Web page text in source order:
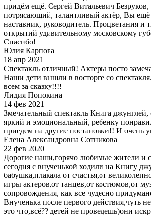
придём ещё. Сергей Витальевич
потрясающий, талантливый актёр, Вы
наставник, руководитель. Процветания и
открытий удивительному московскому
Спасибо!
Юлия Карпова
18 апр 2021
Спектакль отличный! Актеры посто
Наши дети вышли в восторге со
всем за сказку!!!!
Лидия Попокина
14 фев 2021
Змечательный спектакль Книга джунглей,
яркий и эмоциональный, ребенку
приедем на другие постановки!! И очень
Елена Александровна Сотникова
22 фев 2020
Дорогие наши,горячо любимые жители и
сегодня с внученькой ходили на Книгу
бабушка,плакала от счастья,от
игры актеров,от танцев,от костюмов,от
сопровождения, как все чудесно
Внученька после первого действия,чуть
это что,всё?? детей не проведешь)они